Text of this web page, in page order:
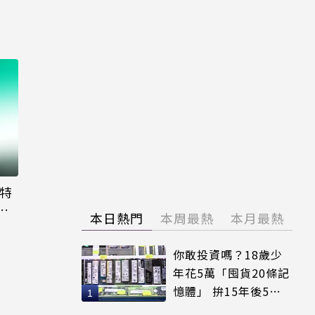
本日熱門 本周最熱 本月最熱
你敢投資嗎？18歲少
年花5萬「囤貨20條記
憶體」 拚15年後5倍